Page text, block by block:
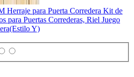
para Puerta Corredera Kit de
para Puertas Correderas, Riel Juego
Y)